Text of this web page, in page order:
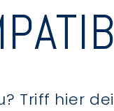
Triff hier